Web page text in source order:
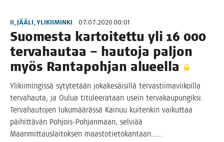
II, JÄÄLI, YLIKIIMINKI 07.07.2020 00:01
Suo­mes­ta kar­toi­tet­tu yli 16 000
ter­va­hau­taa – hau­to­ja pal­jon
myös Ran­ta­poh­jan alueella
Yli­kii­min­gis­sä syty­te­tään joka­ke­säi­sil­lä ter­vas­tii­ma­vii­koil­la
ter­va­hau­ta, ja Oulua titu­lee­ra­taan usein ter­va­kau­pun­gik­si.
Ter­va­hau­to­jen luku­mää­räs­sä Kai­nuu kui­ten­kin vai­kut­taa
päi­hit­tä­vän Poh­­jois-Poh­­jan­­maan, sel­vi­ää
Maan­mit­taus­lai­tok­sen maastotietokantaan.…..